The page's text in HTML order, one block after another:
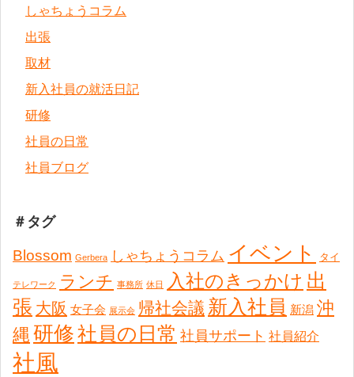
しゃちょうコラム
出張
取材
新入社員の就活日記
研修
社員の日常
社員ブログ
＃タグ
Blossom Gerbera しゃちょうコラム イベント タイ
テレワーク ランチ 事務所 休日 入社のきっかけ 出
張 大阪 女子会 展示会 帰社会議 新入社員 新潟 沖
縄 研修社員の日常 社員サポート 社員紹介
社風